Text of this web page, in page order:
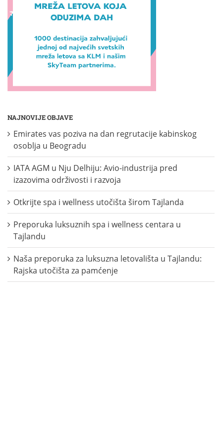
NAJNOVIJE OBJAVE
Emirates vas poziva na dan regrutacije kabinskog
osoblja u Beogradu
IATA AGM u Nju Delhiju: Avio-industrija pred
izazovima održivosti i razvoja
Otkrijte spa i wellness utočišta širom Tajlanda
Preporuka luksuznih spa i wellness centara u
Tajlandu
Naša preporuka za luksuzna letovališta u Tajlandu:
Rajska utočišta za pamćenje